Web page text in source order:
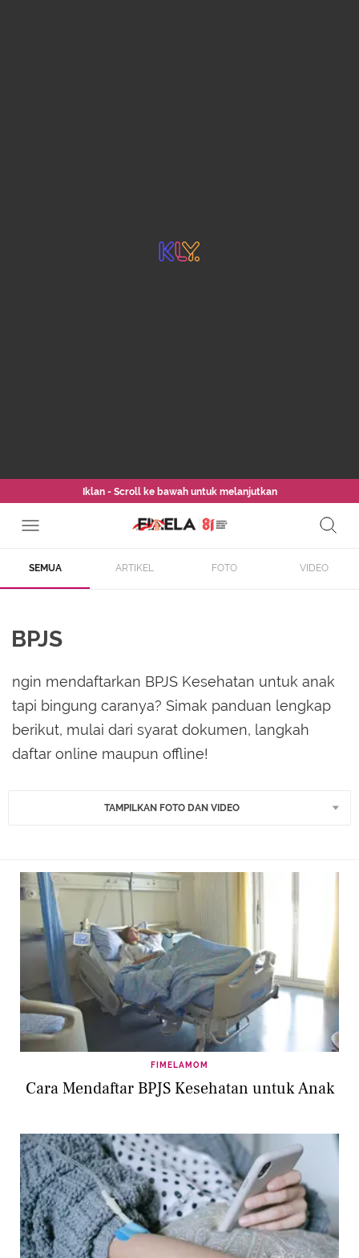
Iklan - Scroll ke bawah untuk melanjutkan
SEMUA ARTIKEL FOTO VIDEO
BPJS
ngin mendaftarkan BPJS Kesehatan untuk anak
tapi bingung caranya? Simak panduan lengkap
berikut, mulai dari syarat dokumen, langkah
daftar online maupun offline!
TAMPILKAN FOTO DAN VIDEO
FIMELAMOM
Cara Mendaftar BPJS Kesehatan untuk Anak